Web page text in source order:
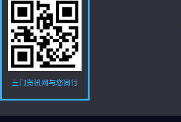
三门资讯网与您同行